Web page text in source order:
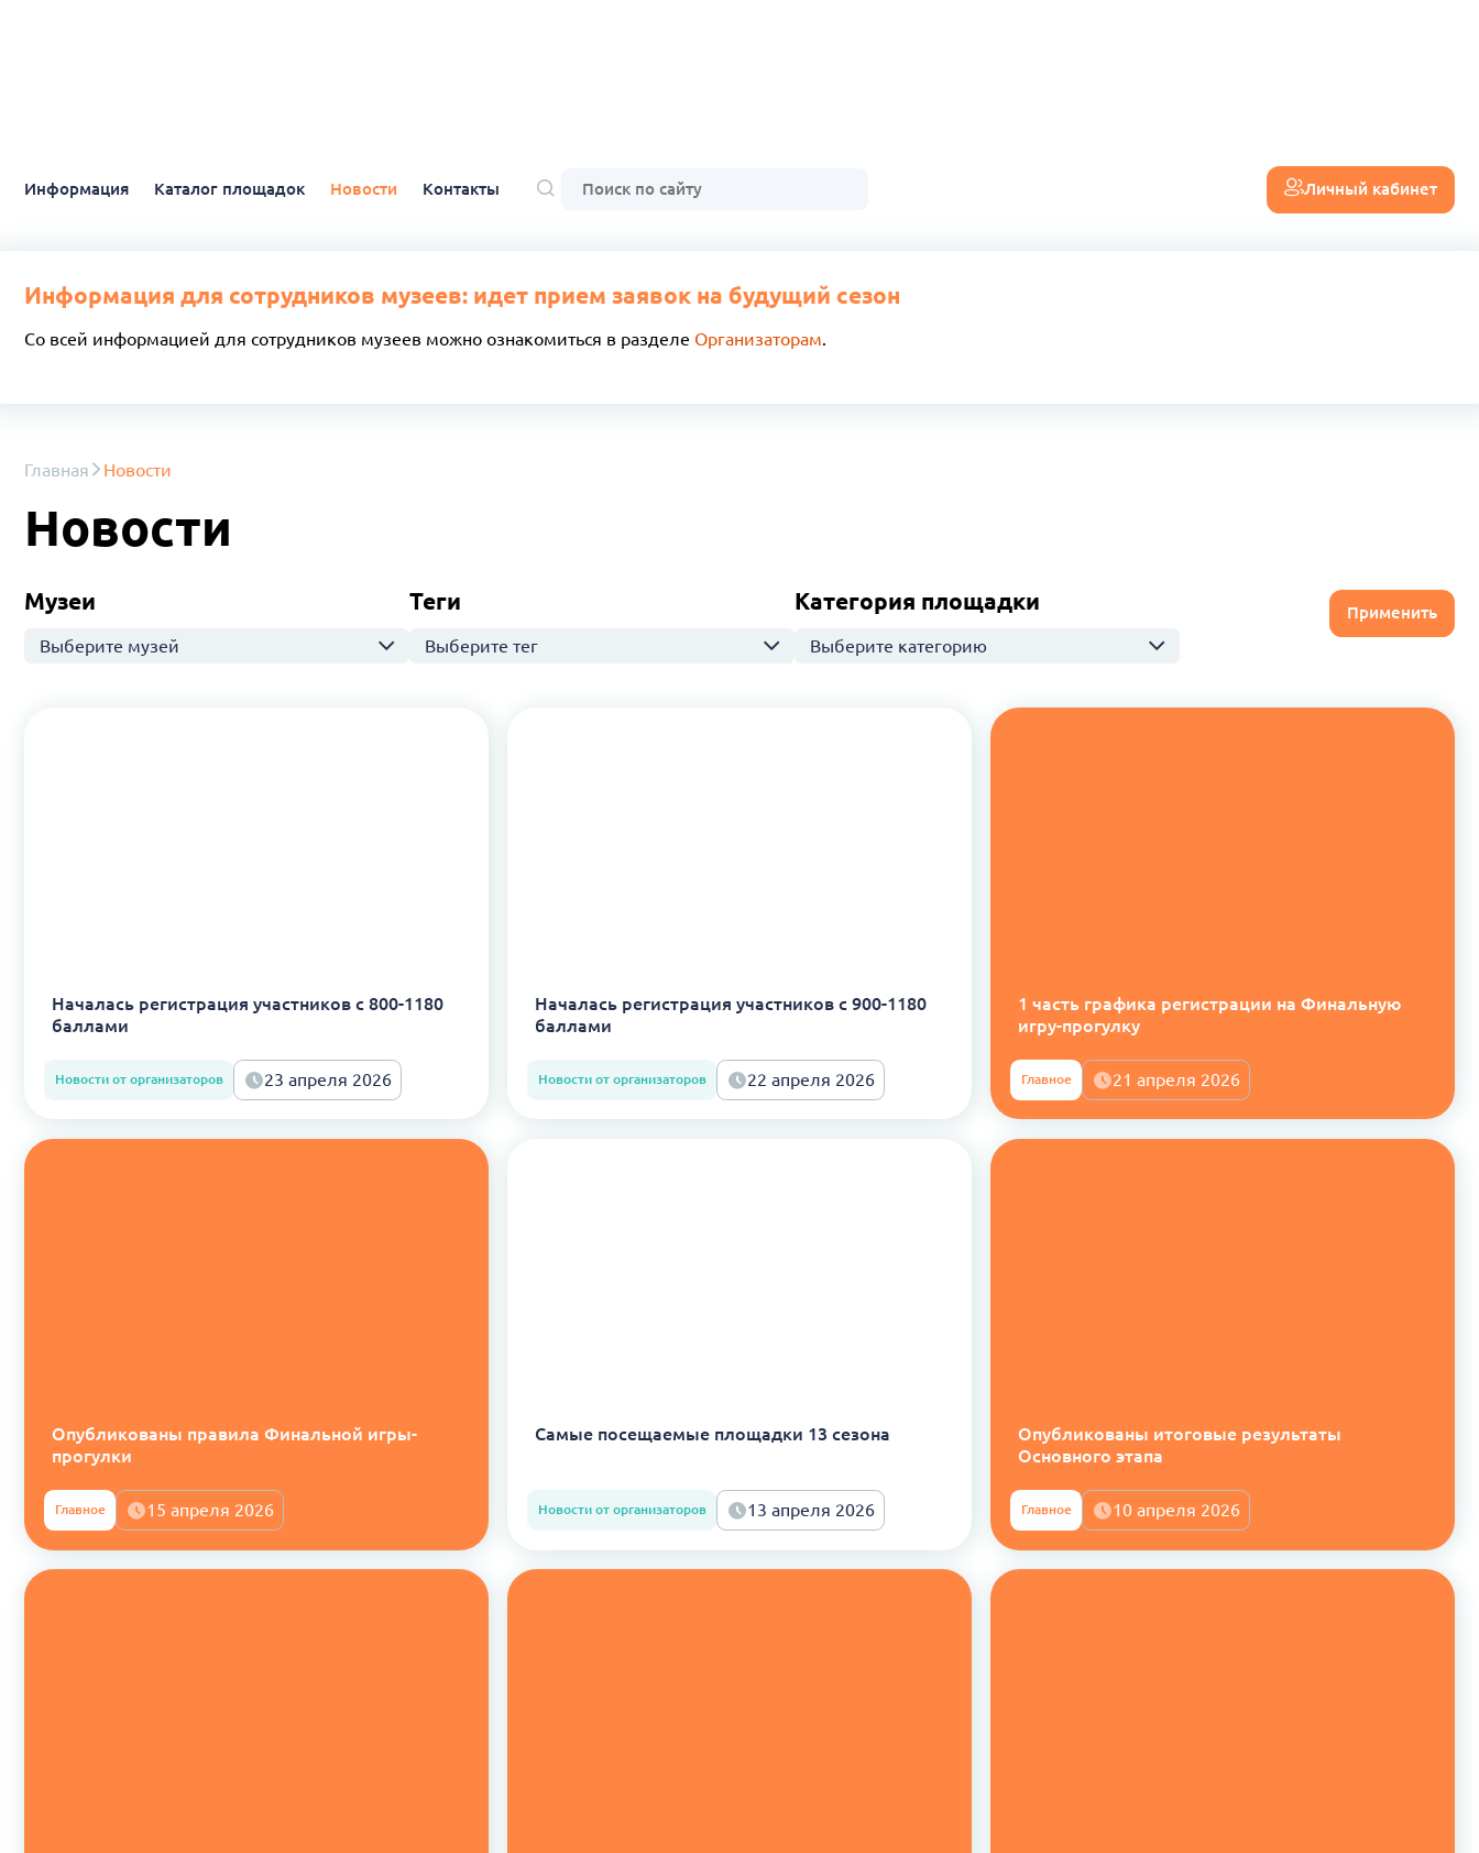
Информация Каталог площадок Новости Контакты Личный кабинет
Информация для сотрудников музеев: идет прием заявок на будущий сезон
Со всей информацией для сотрудников музеев можно ознакомиться в разделе Организаторам.
Главная Новости
Новости
Музеи
Выберите музей
Теги
Выберите тег
Категория площадки
Выберите категорию
Применить
Началась регистрация участников с 800-1180
баллами
Новости от организаторов 23 апреля 2026
Началась регистрация участников с 900-1180
баллами
Новости от организаторов 22 апреля 2026
1 часть графика регистрации на Финальную
игру-прогулку
Главное 21 апреля 2026
Опубликованы правила Финальной игры-
прогулки
Главное 15 апреля 2026
Самые посещаемые площадки 13 сезона
Новости от организаторов 13 апреля 2026
Опубликованы итоговые результаты
Основного этапа
Главное 10 апреля 2026